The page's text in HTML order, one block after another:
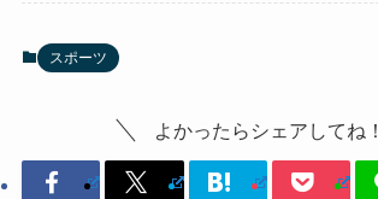
スポーツ
よかったらシェアしてね！